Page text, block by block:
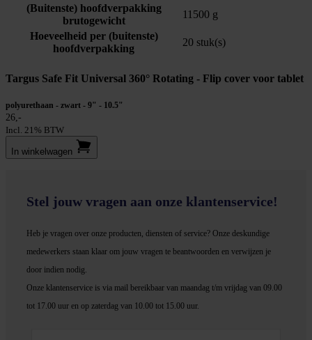
(Buitenste) hoofdverpakking
brutogewicht
11500 g
Hoeveelheid per (buitenste)
hoofdverpakking
20 stuk(s)
Targus Safe Fit Universal 360° Rotating - Flip cover voor tablet
polyurethaan - zwart - 9" - 10.5"
26,-
Incl. 21% BTW
In winkel­wagen
Stel jouw vragen aan onze klantenservice!
Heb je vragen over onze producten, diensten of service? Onze deskundige
medewerkers staan klaar om jouw vragen te beantwoorden en verwijzen je
door indien nodig.
Onze klantenservice is via mail bereikbaar van maandag t/m vrijdag van 09.00
tot 17.00 uur en op zaterdag van 10.00 tot 15.00 uur.